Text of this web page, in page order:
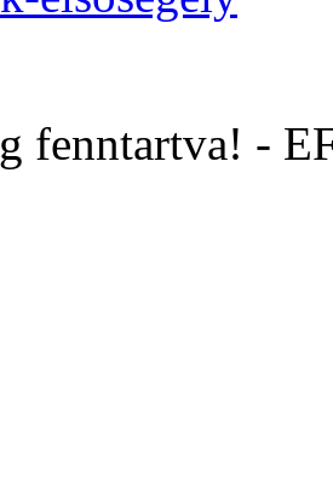
fenntartva! -